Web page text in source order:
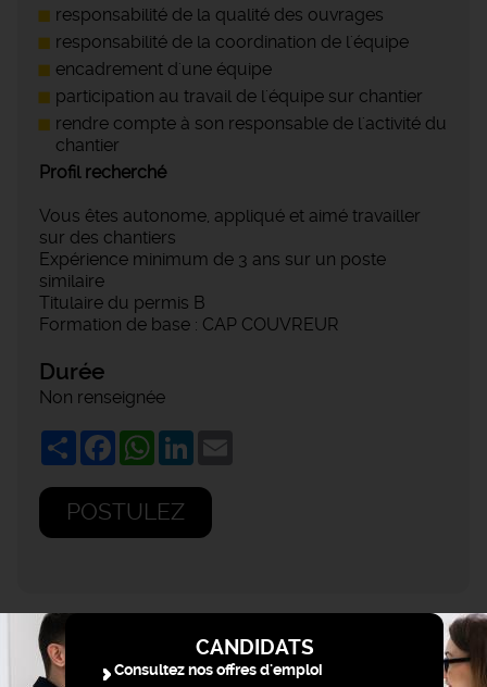
responsabilité de la qualité des ouvrages
responsabilité de la coordination de l'équipe
encadrement d'une équipe
participation au travail de l'équipe sur chantier
rendre compte à son responsable de l'activité du
chantier
Profil recherché
Vous êtes autonome, appliqué et aimé travailler
sur des chantiers
Expérience minimum de 3 ans sur un poste
similaire
Titulaire du permis B
Formation de base : CAP COUVREUR
Durée
Non renseignée
ShareFacebookWhatsApp
LinkedIn
POSTULEZ
CANDIDATS
Consultez nos offres d'emploi